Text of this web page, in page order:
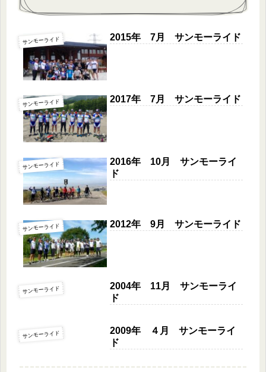
サンモーライド 2015年 7月 サンモーライド
サンモーライド 2017年 7月 サンモーライド
サンモーライド
2016年 10月 サンモーライ
ド
サンモーライド 2012年 9月 サンモーライド
サンモーライド
2004年 11月 サンモーライ
ド
サンモーライド
2009年 ４月 サンモーライ
ド